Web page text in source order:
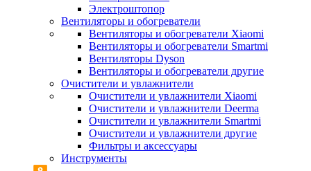
Электроштопор
Вентиляторы и обогреватели
Вентиляторы и обогреватели Xiaomi
Вентиляторы и обогреватели Smartmi
Вентиляторы Dyson
Вентиляторы и обогреватели другие
Очистители и увлажнители
Очистители и увлажнители Xiaomi
Очистители и увлажнители Deerma
Очистители и увлажнители Smartmi
Очистители и увлажнители другие
Фильтры и аксессуары
Инструменты